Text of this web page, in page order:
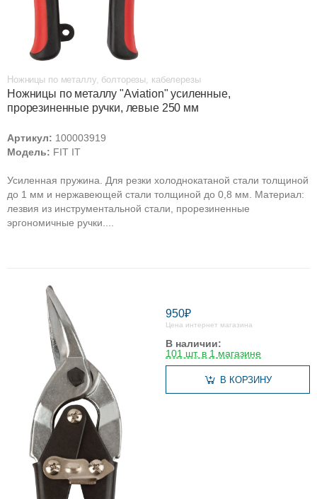
Ножницы по металлу, болторезы, кабелерезы
Ножницы по металлу "Aviation" усиленные,
прорезиненные ручки, левые 250 мм
Артикул: 100003919
Модель: FIT IT
Усиленная пружина. Для резки холоднокатаной стали толщиной
до 1 мм и нержавеющей стали толщиной до 0,8 мм. Материал:
лезвия из инструментальной стали, прорезиненные
эргономичные ручки....
950₽
Цена интернет магазина
В наличии:
101 шт. в 1 магазине
В КОРЗИНУ